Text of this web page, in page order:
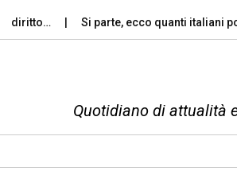
Si parte, ecco quanti italiani
Quotidiano di attualità